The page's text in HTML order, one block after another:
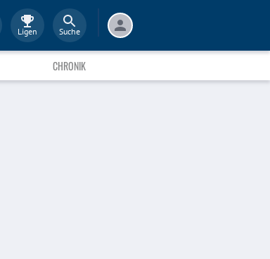
Ligen Suche
CHRONIK